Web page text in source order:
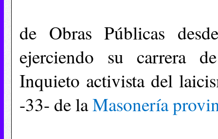
de Obras Públicas
ejerciendo su carrera
Inquieto activista del
-33- de laMasonería